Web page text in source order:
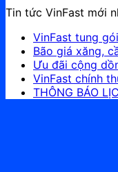
Tin tức VinFast mới
VinFast tung
Bão giá xăng,
Ưu đãi cộng
VinFast chính
THÔNG BÁO